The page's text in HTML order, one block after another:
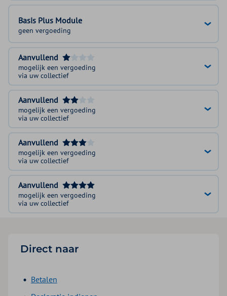
Basis Plus Module
geen vergoeding
Aanvullend
mogelijk een vergoeding
via uw collectief
Aanvullend
mogelijk een vergoeding
via uw collectief
Aanvullend
mogelijk een vergoeding
via uw collectief
Aanvullend
mogelijk een vergoeding
via uw collectief
Direct naar
Betalen